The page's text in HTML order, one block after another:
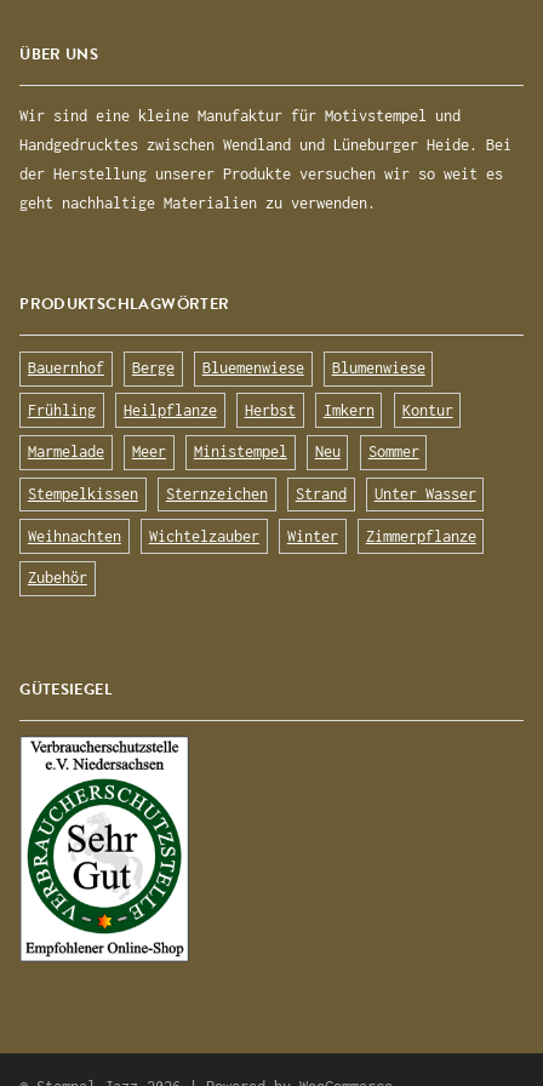
ÜBER UNS
Wir sind eine kleine Manufaktur für Motivstempel und
Handgedrucktes zwischen Wendland und Lüneburger Heide. Bei
der Herstellung unserer Produkte versuchen wir so weit es
geht nachhaltige Materialien zu verwenden.
PRODUKTSCHLAGWÖRTER
Bauernhof Berge Bluemenwiese Blumenwiese
Frühling Heilpflanze Herbst Imkern Kontur
Marmelade Meer Ministempel Neu Sommer
Stempelkissen Sternzeichen Strand Unter Wasser
Weihnachten Wichtelzauber Winter Zimmerpflanze
Zubehör
GÜTESIEGEL